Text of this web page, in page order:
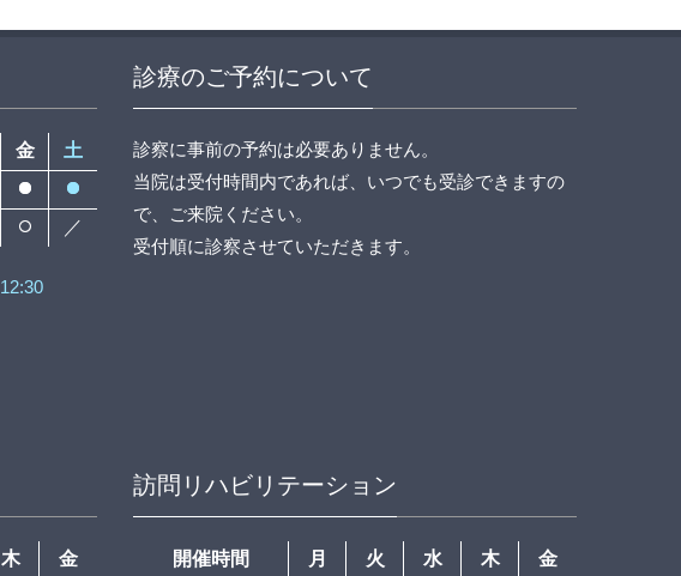
金
土
／
12:30
診療のご予約について
診察に事前の予約は必要ありません。
当院は受付時間内であれば、いつでも受診できますの
で、ご来院ください。
受付順に診察させていただきます。
木 金
訪問リハビリテーション
開催時間 月 火 水 木 金